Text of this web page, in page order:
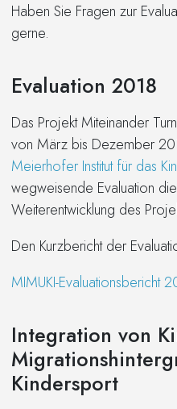
Haben Sie Fragen zur
gerne.
Evaluation 2018
Das Projekt Miteinander
von März bis Dezember
Meierhofer Institut für das
wegweisende Evaluation
Weiterentwicklung des
Den Kurzbericht der
MIMUKI-Evaluationsbericht
Integration von
Kindersport